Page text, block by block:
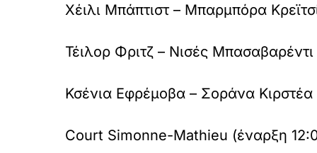
Χέιλι Μπάπτιστ – Μπαρμπόρα
Τέιλορ Φριτζ – Νισές Μπασαβαρέντι
Κσένια Εφρέμοβα – Σοράνα Κιρστέα
Court Simonne-Mathieu (έναρξη